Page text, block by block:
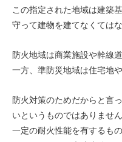
この指定された地域は建築
守って建物を建てなくてはな
防火地域は商業施設や幹線
一方、準防災地域は住宅地
防火対策のためだからと言
いというものではありません
一定の耐火性能を有するも